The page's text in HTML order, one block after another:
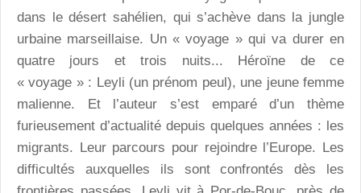
dans le désert sahélien, qui s’achève dans la jungle
urbaine marseillaise. Un « voyage » qui va durer en
quatre jours et trois nuits... Héroïne de ce
« voyage » : Leyli (un prénom peul), une jeune femme
malienne. Et l’auteur s’est emparé d’un thème
furieusement d’actualité depuis quelques années : les
migrants. Leur parcours pour rejoindre l’Europe. Les
difficultés auxquelles ils sont confrontés dès les